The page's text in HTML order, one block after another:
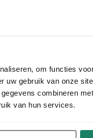
om functies
uw gebruik van onze
combineren
van hun services.